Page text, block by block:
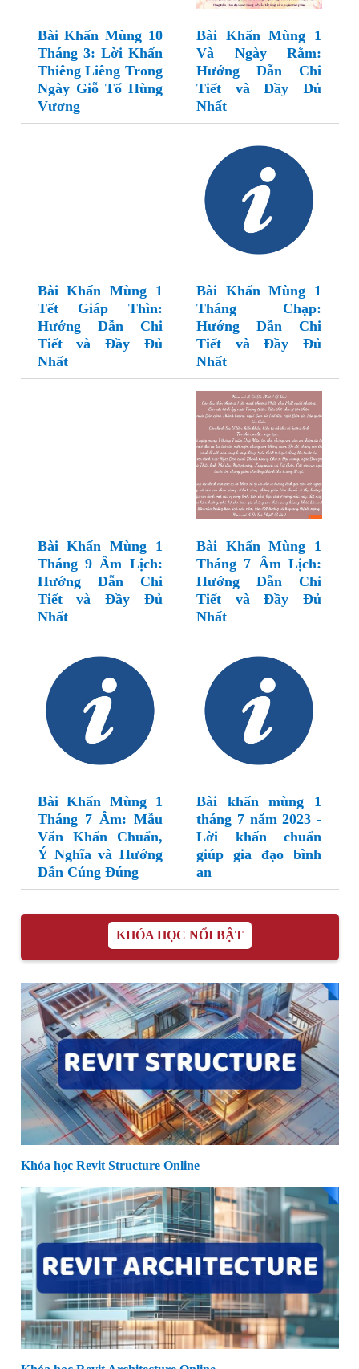
Bài Khấn Mùng 10
Tháng 3: Lời Khấn
Thiêng Liêng Trong
Ngày Giỗ Tổ Hùng
Vương
Bài Khấn Mùng 1
Và Ngày Rằm:
Hướng Dẫn Chi
Tiết và Đầy Đủ
Nhất
Bài Khấn Mùng 1
Tết Giáp Thìn:
Hướng Dẫn Chi
Tiết và Đầy Đủ
Nhất
Bài Khấn Mùng 1
Tháng Chạp:
Hướng Dẫn Chi
Tiết và Đầy Đủ
Nhất
Bài Khấn Mùng 1
Tháng 9 Âm Lịch:
Hướng Dẫn Chi
Tiết và Đầy Đủ
Nhất
Bài Khấn Mùng 1
Tháng 7 Âm Lịch:
Hướng Dẫn Chi
Tiết và Đầy Đủ
Nhất
Bài Khấn Mùng 1
Tháng 7 Âm: Mẫu
Văn Khấn Chuẩn,
Ý Nghĩa và Hướng
Dẫn Cúng Đúng
Bài khấn mùng 1
tháng 7 năm 2023 -
Lời khấn chuẩn
giúp gia đạo bình
an
KHÓA HỌC NỔI BẬT
Khóa học Revit Structure Online